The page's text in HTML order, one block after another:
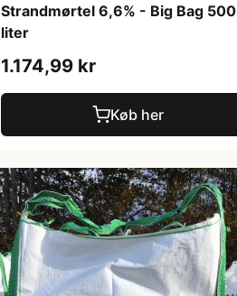
Strandmørtel 6,6% - Big Bag 500
liter
1.174,99 kr
Køb her